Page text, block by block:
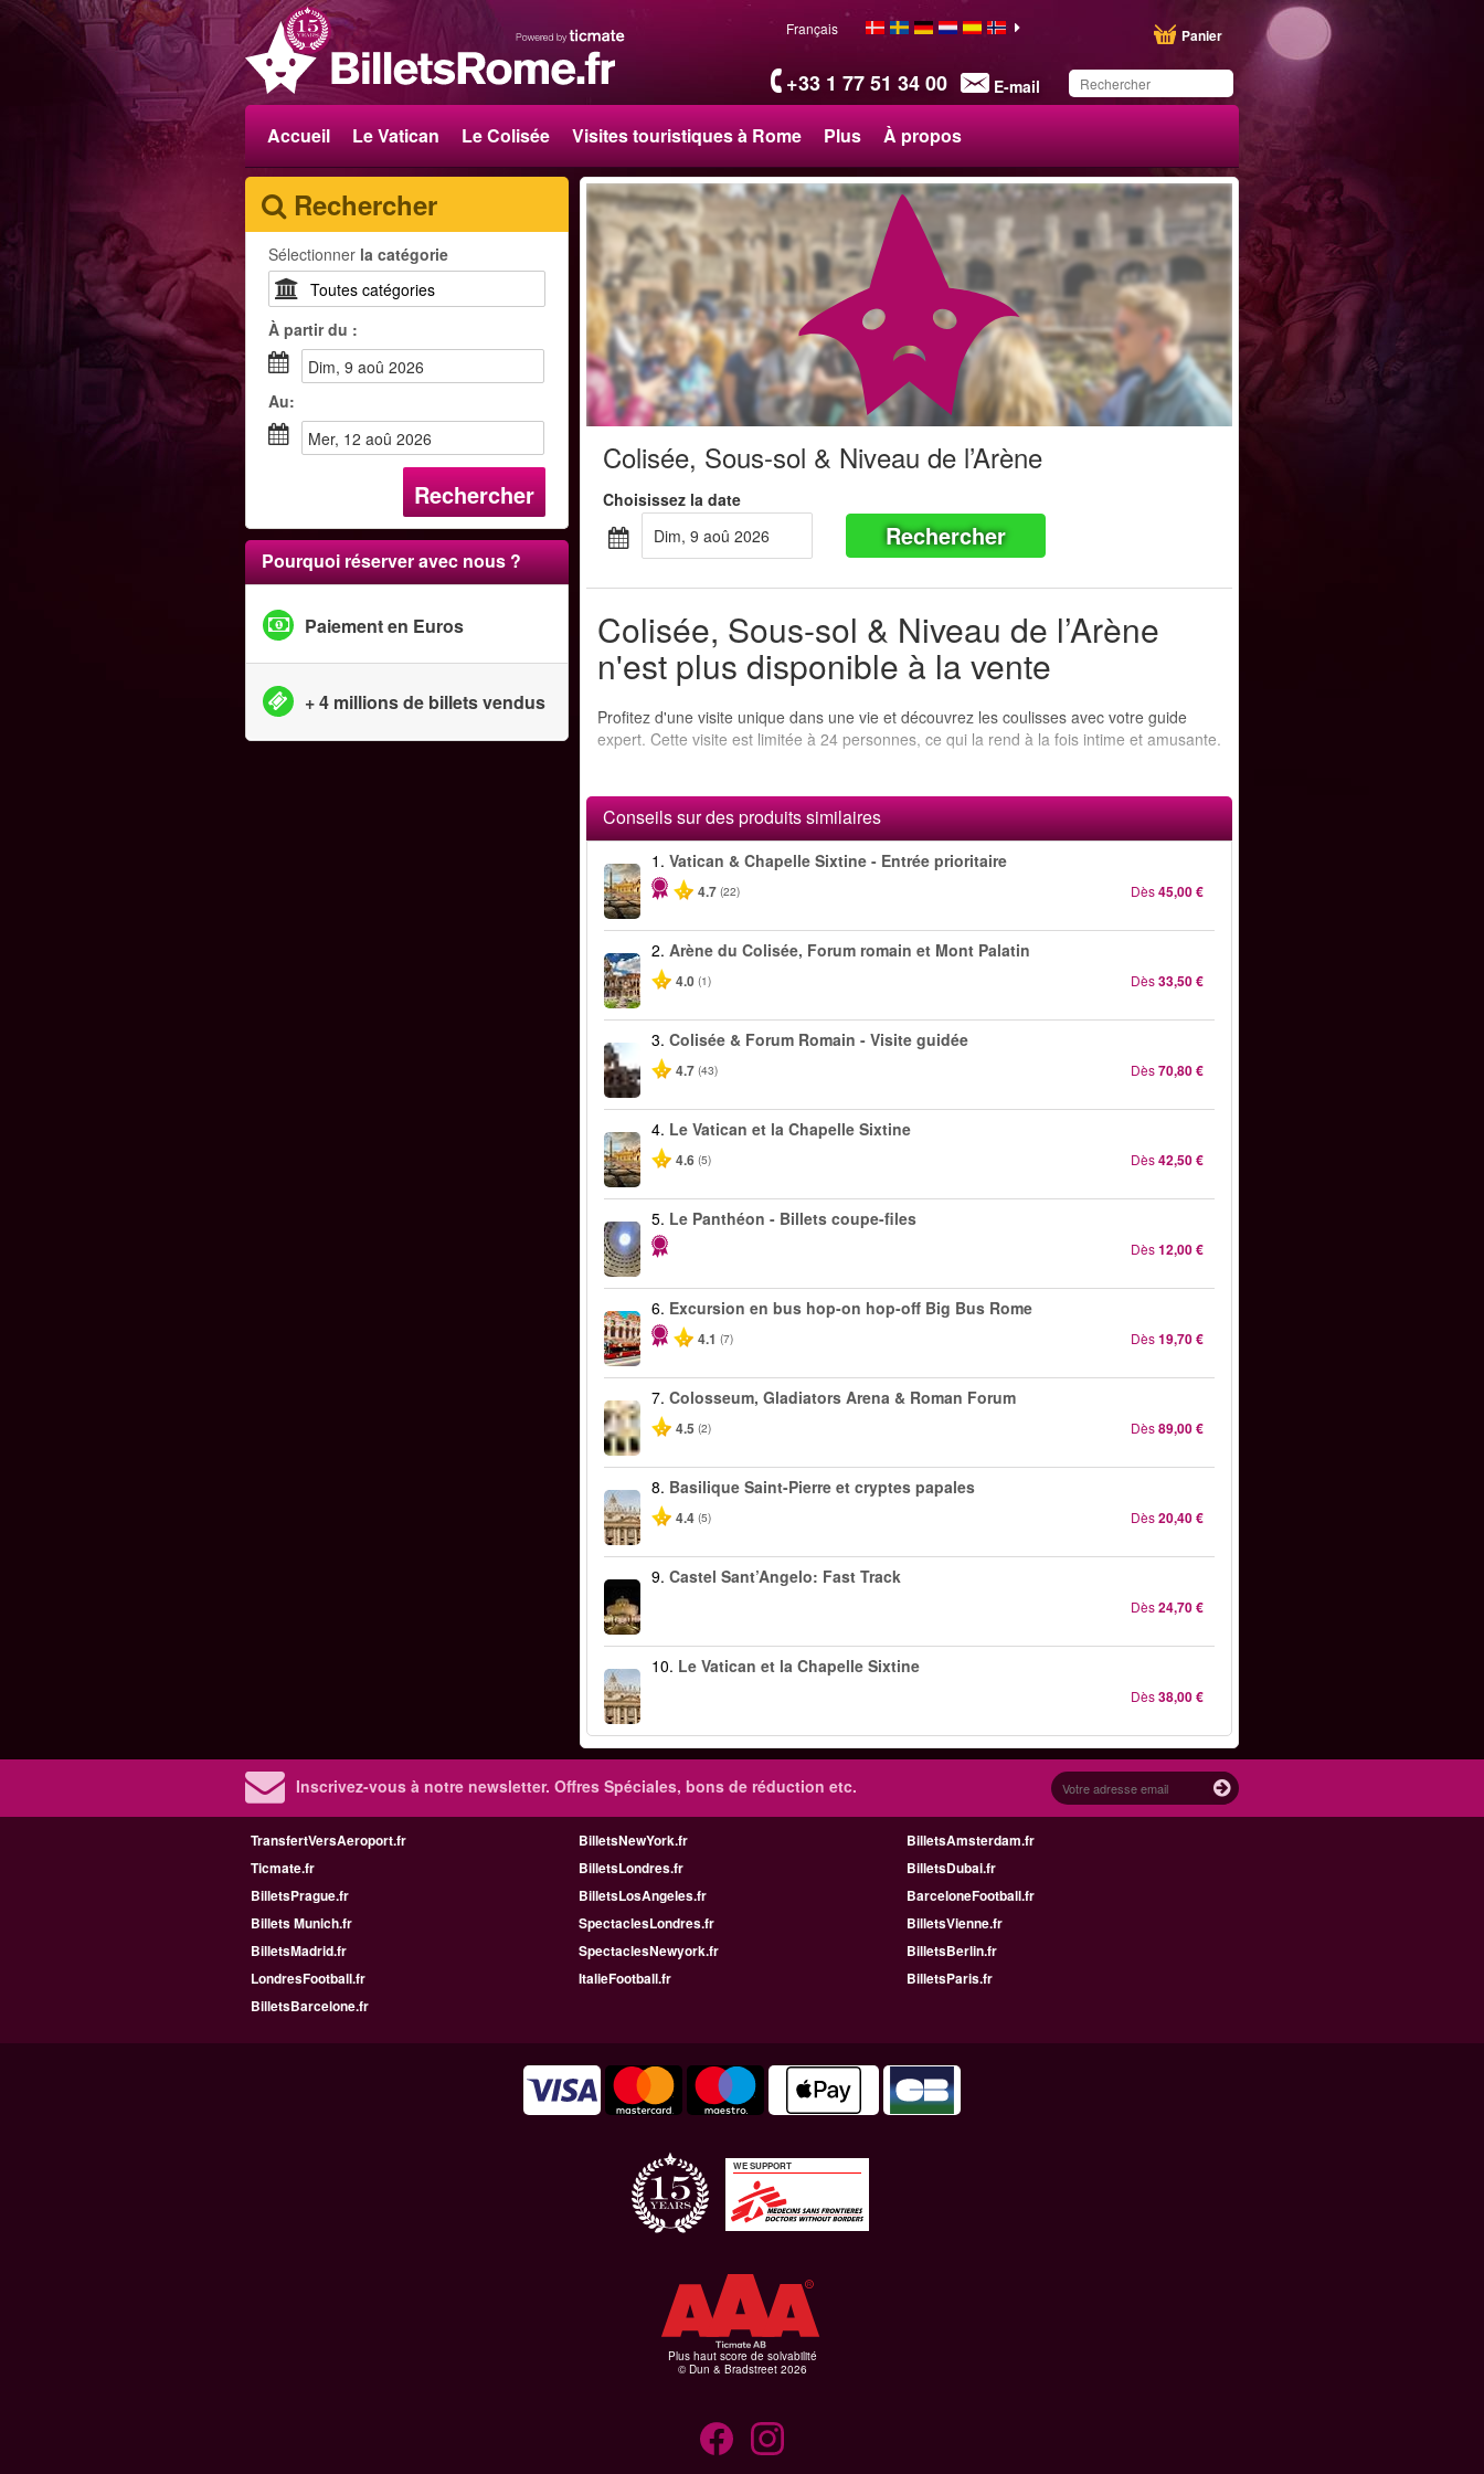
+33 1 77 51 34 00 E-mail
Panier
Français
Accueil Le Vatican Le Colisée Visites touristiques à Rome Plus À propos
Ce produit a été
sauvegardé dans votre
liste.
Rechercher
Sélectionner la catégorie
À partir du :
dim, 9 aoû 2026
Au:
mer, 12 aoû 2026
Rechercher
Pourquoi réserver avec nous ?
Paiement en Euros
+ 4 millions de billets vendus
Colisée, Sous-sol & Niveau de l’Arène
Choisissez la date
dim, 9 aoû 2026
Rechercher
Colisée, Sous-sol & Niveau de l’Arène
n'est plus disponible à la vente
Profitez d'une visite unique dans une vie et découvrez les coulisses avec votre guide
expert. Cette visite est limitée à 24 personnes, ce qui la rend à la fois intime et amusante.
Conseils sur des produits similaires
1.Vatican & Chapelle Sixtine - Entrée prioritaire
4.7 (22) Dès45,00 €
2.Arène du Colisée, Forum romain et Mont Palatin
4.0 (1) Dès33,50 €
3.Colisée & Forum Romain - Visite guidée
4.7 (43) Dès70,80 €
4. Le Vatican et la Chapelle Sixtine
4.6 (5) Dès42,50 €
5. Le Panthéon - Billets coupe-files
Dès12,00 €
6. Excursion en bus hop-on hop-off Big Bus Rome
4.1 (7) Dès19,70 €
7.Colosseum, Gladiators Arena & Roman Forum
4.5 (2) Dès89,00 €
8. Basilique Saint-Pierre et cryptes papales
4.4 (5) Dès20,40 €
9.Castel Sant’Angelo: Fast Track
Dès24,70 €
10. Le Vatican et la Chapelle Sixtine
Dès38,00 €
Inscrivez-vous à notre newsletter. Offres Spéciales, bons de réduction etc.
TransfertVersAeroport.fr BilletsNewYork.fr
BilletsAmsterdam.fr
Ticmate.fr
BilletsLondres.fr
BilletsDubai.fr
BilletsPrague.fr
BilletsLosAngeles.fr
BarceloneFootball.fr
Billets Munich.fr
SpectaclesLondres.fr
BilletsVienne.fr
BilletsMadrid.fr
SpectaclesNewyork.fr
BilletsBerlin.fr
LondresFootball.fr
ItalieFootball.fr
BilletsParis.fr
BilletsBarcelone.fr
WE SUPPORT
Plus haut score de solvabilité
© Dun & Bradstreet 2026